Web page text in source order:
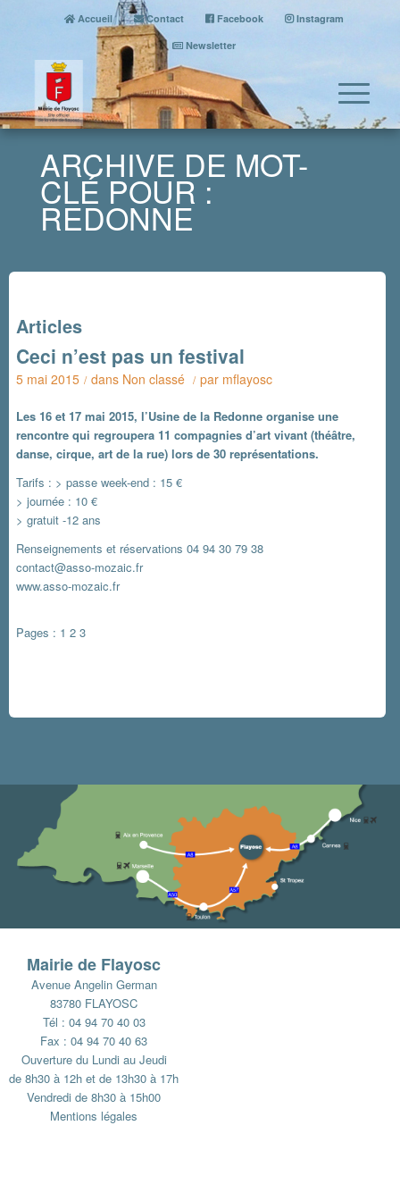
Accueil Contact Facebook
Instagram
Newsletter
ARCHIVE DE MOT-
CLÉ POUR :
REDONNE
Articles
Ceci n’est pas un festival
5 mai 2015 / dans Non classé / par mflayosc
Les 16 et 17 mai 2015, l’Usine de la Redonne organise une
rencontre qui regroupera 11 compagnies d’art vivant (théâtre,
danse, cirque, art de la rue) lors de 30 représentations.
Tarifs : > passe week-end : 15 €
> journée : 10 €
> gratuit -12 ans
Renseignements et réservations 04 94 30 79 38
contact@asso-mozaic.fr
www.asso-mozaic.fr
Pages : 1 2 3
Mairie de Flayosc
Avenue Angelin German
83780 FLAYOSC
Tél : 04 94 70 40 03
Fax : 04 94 70 40 63
Ouverture du Lundi au Jeudi
de 8h30 à 12h et de 13h30 à 17h
Vendredi de 8h30 à 15h00
Mentions légales